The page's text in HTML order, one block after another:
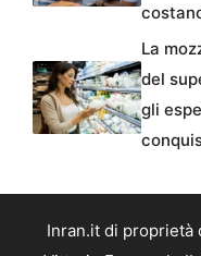
La
del
gli
Inran.it di proprietà